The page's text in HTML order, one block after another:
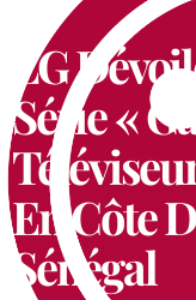
LG
Série «
En Côte
Sénégal